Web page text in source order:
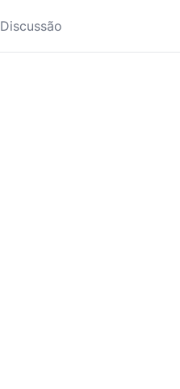
Discussão